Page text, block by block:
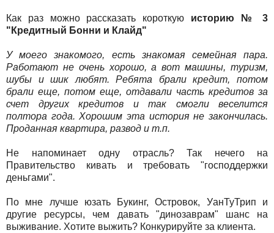
Как раз можно рассказать короткую историю № 3
"Кредитный Бонни и Клайд"
У моего знакомого, есть знакомая семейная пара.
Работают не очень хорошо, а вот машины, туризм,
шубы и шик любят. Ребята брали кредит, потом
брали еще, потом еще, отдавали часть кредитов за
счет других кредитов и так смогли веселится
полтора года. Хорошим эта история не закончилась.
Проданная квартира, развод и т.п.
Не напоминает одну отрасль? Так нечего на
Правительство кивать и требовать "господдержки
деньгами".
По мне лучше юзать Букинг, Островок, УанТуТрип и
другие ресурсы, чем давать "динозаврам" шанс на
выживание. Хотите выжить? Конкурируйте за клиента.